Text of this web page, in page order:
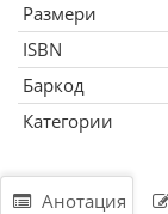
Размери
ISBN
Баркод
Категории
Анотация